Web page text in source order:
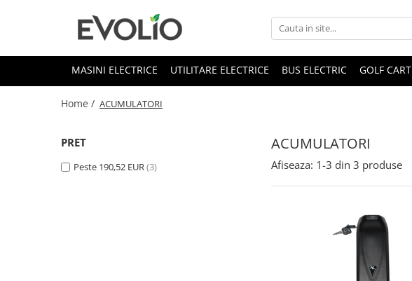
MASINI ELECTRICE UTILITARE ELECTRICE BUS ELECTRIC GOLF CART
Home / ACUMULATORI
ACUMULATORI
PRET
Peste 190,52 EUR(3) Afiseaza: 1-3 din 3 produse